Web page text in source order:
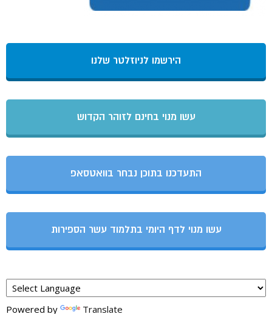
הירשמו לניוזלטר שלנו
עשו מנוי בחינם לזוהר הקדוש
התעדכנו בתוכן נבחר בוואטסאפ
עשו מנוי לדף היומי בתלמוד עשר הספירות
Powered by Translate